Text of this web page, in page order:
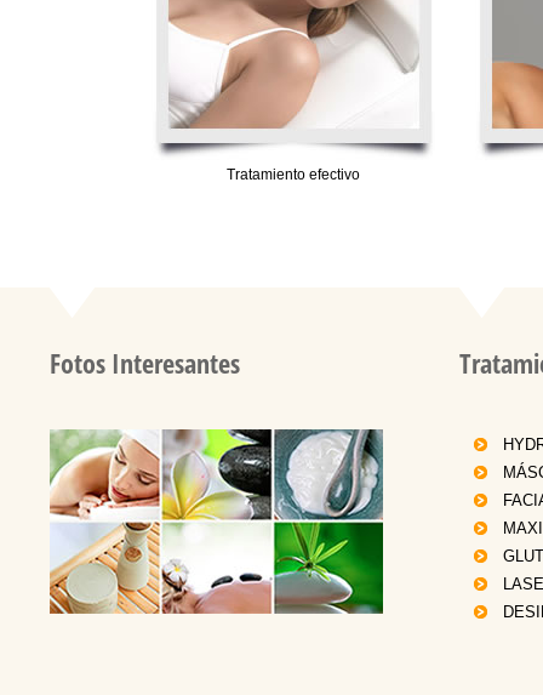
Tratamiento efectivo
Fotos Interesantes